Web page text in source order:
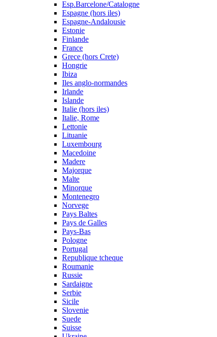
Esp.Barcelone/Catalogne
Espagne (hors iles)
Espagne-Andalousie
Estonie
Finlande
France
Grece (hors Crete)
Hongrie
Ibiza
Iles anglo-normandes
Irlande
Islande
Italie (hors iles)
Italie, Rome
Lettonie
Lituanie
Luxembourg
Macedoine
Madere
Majorque
Malte
Minorque
Montenegro
Norvege
Pays Baltes
Pays de Galles
Pays-Bas
Pologne
Portugal
Republique tcheque
Roumanie
Russie
Sardaigne
Serbie
Sicile
Slovenie
Suede
Suisse